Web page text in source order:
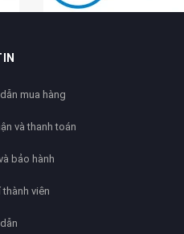
mua hàng
và thanh toán
bảo hành
viên